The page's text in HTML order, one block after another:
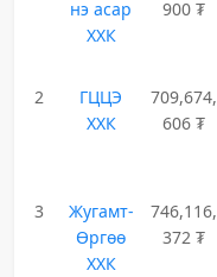
нэ асар
ХХК
900 ₮
2
ГЦЦЭ
ХХК
709,674,
606 ₮
3
Жугамт-
Өргөө
ХХК
746,116,
372 ₮